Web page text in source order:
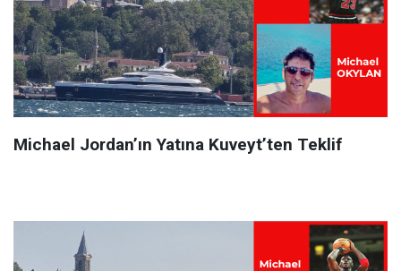
Michael Jordan’ın Yatına Kuveyt’ten Teklif